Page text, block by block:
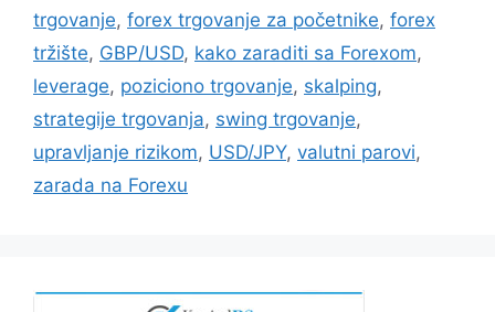
trgovanje, forex trgovanje za početnike, forex
tržište, GBP/USD, kako zaraditi sa Forexom,
leverage, poziciono trgovanje, skalping,
strategije trgovanja, swing trgovanje,
upravljanje rizikom, USD/JPY, valutni parovi,
zarada na Forexu